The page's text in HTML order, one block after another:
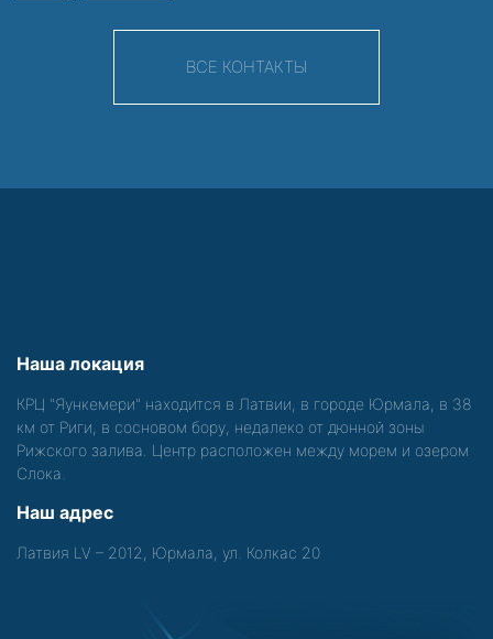
ВСЕ КОНТАКТЫ
Наша локация
КРЦ "Яункемери" находится в Латвии, в городе Юрмала, в 38
км от Риги, в сосновом бору, недалеко от дюнной зоны
Рижского залива. Центр расположен между морем и озером
Слока.
Наш адрес
Латвия LV – 2012, Юрмала, ул. Колкас 20